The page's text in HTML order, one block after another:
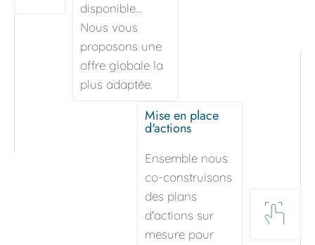
disponible...
Nous vous
proposons une
offre globale la
plus adaptée.
Mise en place
d'actions
Ensemble nous
co-construisons
des plans
d'actions sur
mesure pour